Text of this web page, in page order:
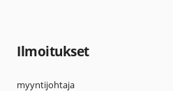
Ilmoitukset
myyntijohtaja